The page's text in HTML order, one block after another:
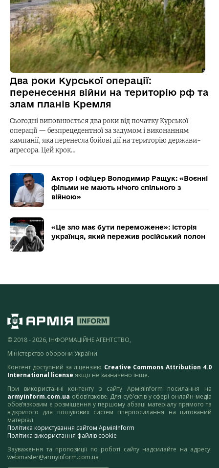
Два роки Курської операції:
перенесення війни на територію рф та
злам планів Кремля
Сьогодні виповнюється два роки від початку Курської
операції — безпрецедентної за задумом і виконанням
кампанії, яка перенесла бойові дії на територію держави-
агресора. Цей крок…
Актор і офіцер Володимир Ращук: «Воєнні
фільми не мають нічого спільного з
війною»
«Це зло має бути переможене»: історія
українця, який пережив російський полон
© 2018 - 2026, ІНФОРМАЦІЙНЕ АГЕНТСТВО,
Міністерство оборони України
Контент доступний за ліцензією Creative Commons Attribution 4.0
International license якщо не зазначено інше.
При використанні контенту з сайту АрміяInform посилання на
armyinform.com.ua обов’язкове. Для суб’єктів у сфері онлайн-медіа
обов’язковим є розміщення у першому абзаці матеріалу прямого та
відкритого для пошукових систем гіперпосилання на цитований
матеріал.
Політика користування сайтом АрміяInform
Політика використання файлів cookie
Зауваження та пропозиції по роботі сайту надсилайте на адресу:
webmaster@armyinform.com.ua